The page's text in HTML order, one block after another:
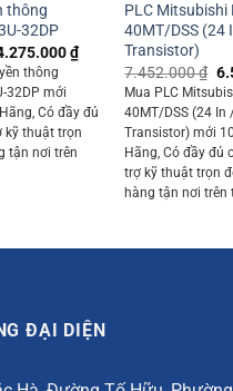
thông
32DP
₫.
₫Current
price
4.275.000 ₫.
thông
32DP mới
Có đầy đủ
kỹ thuật trọn
tận nơi trên
PLC Mitsubishi
40MT/DSS (24
Transistor)
7.452.000₫
Mua PLC
40MT/DSS (24 In
Transistor) mới
Hãng, Có đầy đủ
trợ kỹ thuật trọn
hàng tận nơi trên
ĐẠI DIỆN